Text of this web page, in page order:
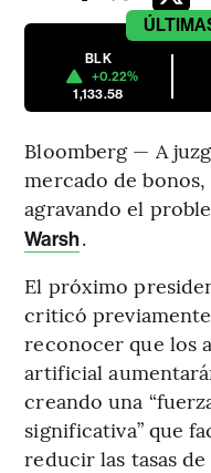
BLK
+0.22%
1,133.58
Bloomberg — A
mercado de
agravando el
Warsh.
El próximo
criticó
reconocer que los
artificial
creando una
significativa” que
reducir las tasas